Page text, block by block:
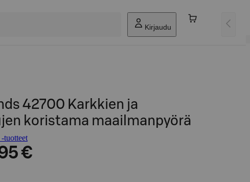
Kirjaudu
42700 Karkkien ja
koristama maailmanpyörä
tuotteet
€